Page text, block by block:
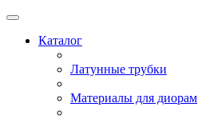
Каталог
Латунные трубки
Материалы для диорам